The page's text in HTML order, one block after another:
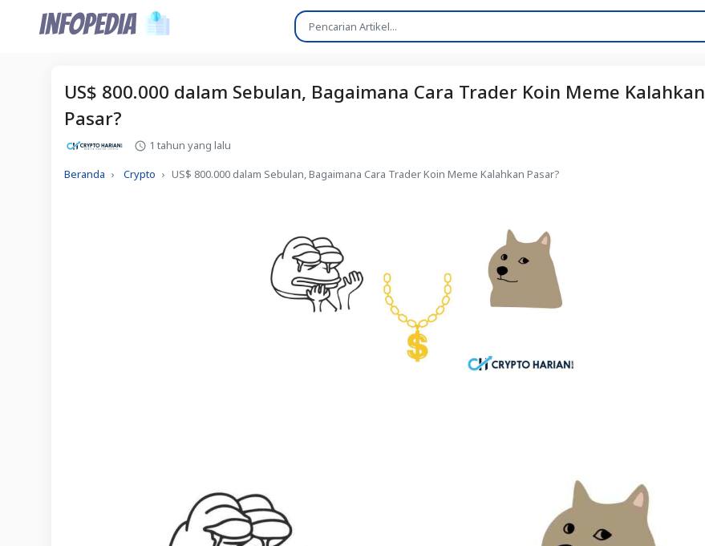
US$ 800.000 dalam Sebulan, Bagaimana Cara Trader Koin Meme Kalahkan
Pasar?
1 tahun yang lalu
Beranda Crypto US$ 800.000 dalam Sebulan, Bagaimana Cara Trader Koin Meme Kalahkan Pasar?